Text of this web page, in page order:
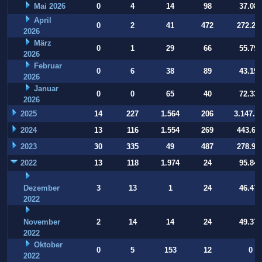
Mai 2026 0 4 14 98
37.084
April
2026
0 2 41 472
März
2026
0 1 29 66
55.794
Februar
2026
0 6 38 89
43.197
Januar
2026
0 0 65 40 72.332
2025 14 227 1.564 206
2024
13 116 1.554 269
2023
30 335 49 487
2022
13 118 1.974 24 95.847
Dezember
2022
3 13 1 24 46.470
November
2022
2 14 14 24 49.377
Oktober
2022
0 5 153 12 0